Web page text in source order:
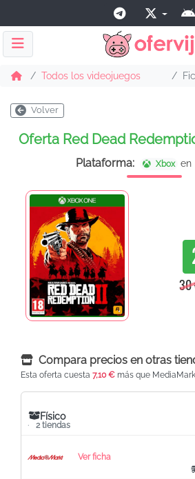
Todos los videojuegos
Volver
Oferta Red Dead
Plataforma: Xbox en
Compara precios en otras
Esta oferta cuesta 7,10 € más que
Físico
2 tiendas
Ver ficha